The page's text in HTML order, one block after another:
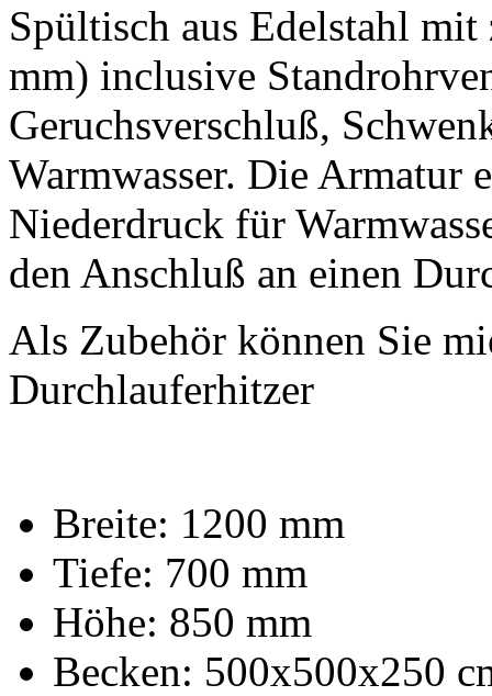
Spültisch aus Edelstahl
mm) inclusive
Geruchsverschluß,
Warmwasser. Die Armatur
Niederdruck für
den Anschluß an einen
Als Zubehör können Sie
Durchlauferhitzer
Breite: 1200 mm
Tiefe: 700 mm
Höhe: 850 mm
Becken: 500x500x250